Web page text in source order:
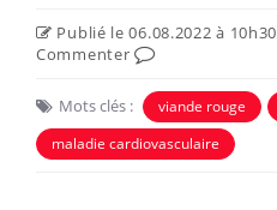
Publié le 06.08.2022 à 10h30
Commenter
Mots clés : viande rouge
maladie cardiovasculaire